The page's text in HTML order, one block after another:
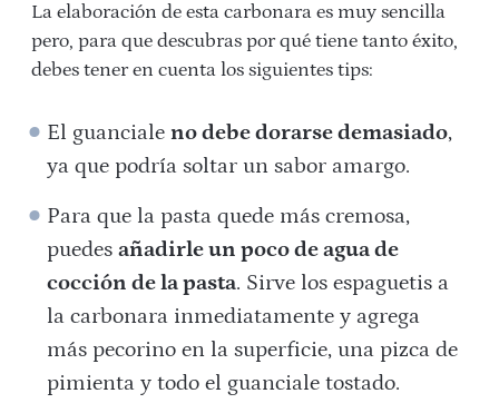
La elaboración de esta carbonara es muy sencilla
pero, para que descubras por qué tiene tanto éxito,
debes tener en cuenta los siguientes tips:
El guanciale no debe dorarse demasiado,
ya que podría soltar un sabor amargo.
Para que la pasta quede más cremosa,
puedesañadirle un poco de agua de
cocción de la pasta. Sirve los espaguetis a
la carbonara inmediatamente y agrega
más pecorino en la superficie, una pizca de
pimienta y todo el guanciale tostado.